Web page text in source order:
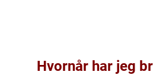
Hvornår har jeg